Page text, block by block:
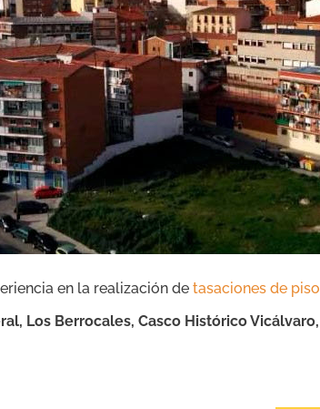
en la realización de tasaciones de
Los Berrocales, Casco Histórico